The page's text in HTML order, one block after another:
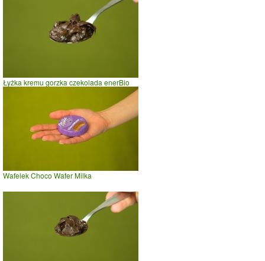
Łyżka kremu gorzka czekolada enerBio
Wafelek Choco Wafer Milka